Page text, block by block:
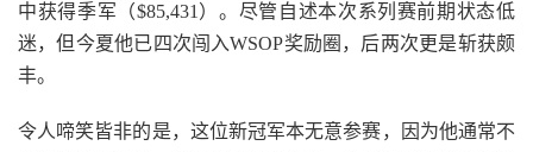
中获得季军（$85,431）。尽管自述本次系列赛前期状态低
迷，但今夏他已四次闯入WSOP奖励圈，后两次更是斩获颇
丰。
令人啼笑皆非的是，这位新冠军本无意参赛，因为他通常不